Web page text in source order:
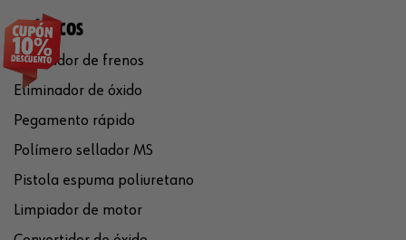
QUÍMICOS
Limpiador de frenos
Eliminador de óxido
Pegamento rápido
Polímero sellador MS
Pistola espuma poliuretano
Limpiador de motor